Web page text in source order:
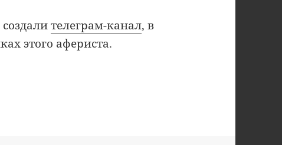
телеграм-канал, в
этого афериста.
(Adgex) снова собирает деньги